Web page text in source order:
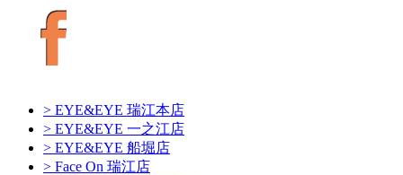
> EYE&EYE 瑞江本店
> EYE&EYE 一之江店
> EYE&EYE 船堀店
> Face On 瑞江店